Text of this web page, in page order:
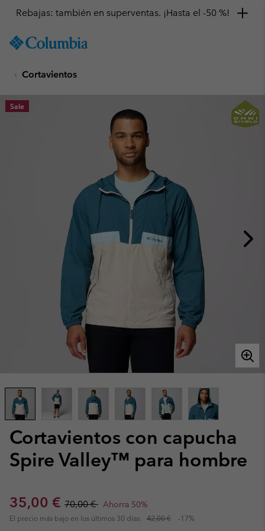
TO
SKIP
MAIN
NAV
Rebajas: también en superventas. ¡Hasta el -50 %!
Cortavientos
Cortavientos con capucha
Spire Valley™ para hombre
Sale price:
35,00 € Regular price:
70,00 € Ahorra 50%
El precio más bajo en los últimos 30 días: 42,00 € -17%
Sale